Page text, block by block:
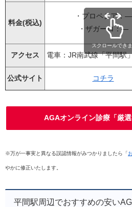
料金(税込)
・プロペシア：―
・ザガーロ：―
アクセス 電車：JR南武線「平間駅
公式サイト コチラ
スクロールでき
AGAオンライン診療「厳
※万が一事実と異なる誤認情報がみつかりましたら「
やかに修正いたします。
平間駅周辺でおすすめの安い